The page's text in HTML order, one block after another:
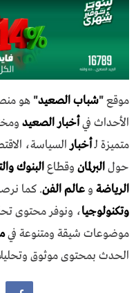
موقع"شباب الصعيد" هو
الأحداث فيأخبار الصعيد
متميزة لـأخبارالسياسة،
حولالبرلمان وقطاعالبنوك
الرياضة و عالم الفن. كما
وتكنولوجيا، ونوفر محتوى
موضوعات شيقة ومتنوعة في
الحدث بمحتوى موثوق